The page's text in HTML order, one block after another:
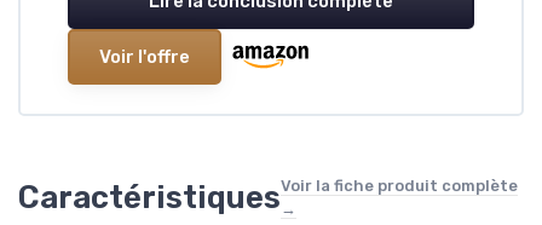
Voir l'offre
CaractéristiquesVoir la fiche produit complète
→